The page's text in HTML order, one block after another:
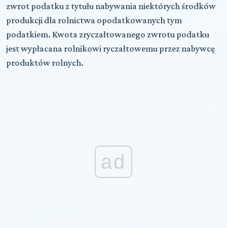
zwrot podatku z tytułu nabywania niektórych środków
produkcji dla rolnictwa opodatkowanych tym
podatkiem. Kwota zryczałtowanego zwrotu podatku
jest wypłacana rolnikowi ryczałtowemu przez nabywcę
produktów rolnych.
ad